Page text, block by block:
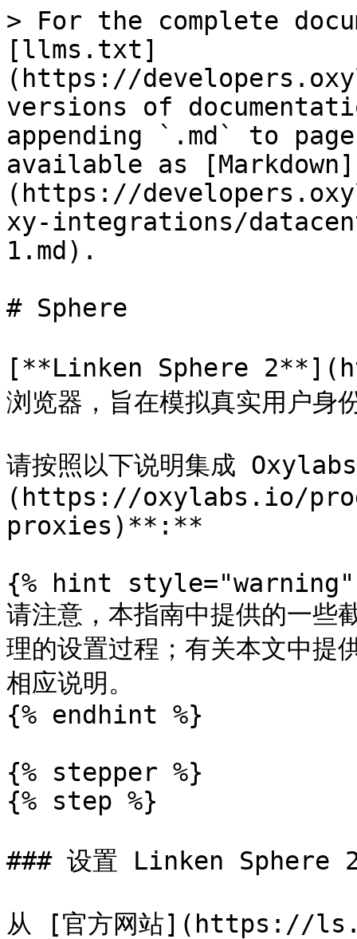
> For the complete
[llms.txt]
(https://
versions of
appending `.md` to
available as [Markdown]
(https://
xy-integrations/
1.md).
# Sphere
[**Linken Sphere
浏览器，旨在模拟真实用户身
请按照以下说明集成
(https://oxylabs.io/
proxies)**:**
{% hint style="warning"
请注意，本指南中提供的一些
理的设置过程；有关本文中提
相应说明。
{% endhint %}
{% stepper %}
{% step %}
### 设置 Linken Sphere
从 [官方网站](https://